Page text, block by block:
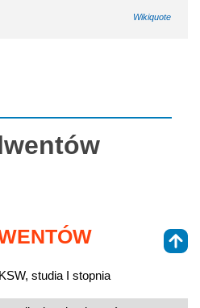
Wikiquote
studia I stopnia